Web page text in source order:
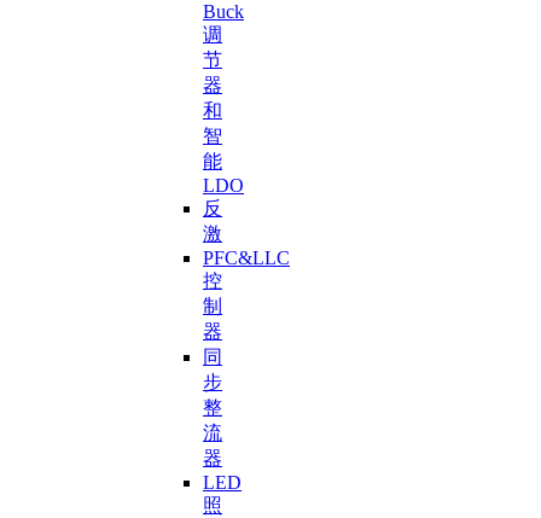
Buck
调
节
器
和
智
能
LDO
反
激
PFC&LLC
控
制
器
同
步
整
流
器
LED
照